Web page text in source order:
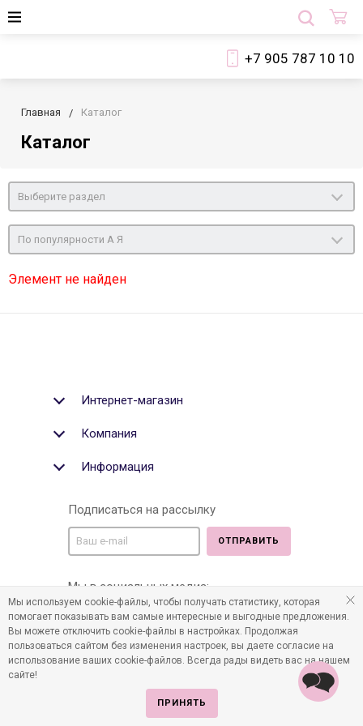
+7 905 787 10 10
Главная Каталог
Каталог
Выберите раздел
По популярности А Я
Элемент не найден
Интернет-магазин
Компания
Информация
Подписаться на рассылку
ОТПРАВИТЬ
Мы в социальных медиа:
©2011-2026 Все права защищены. Интернет-магазин
Мы используем cookie-файлы, чтобы получать статистику, которая
помогает показывать вам самые интересные и выгодные предложения.
Вы можете отключить cookie-файлы в настройках. Продолжая
пользоваться сайтом без изменения настроек, вы даете согласие на
использование ваших cookie-файлов. Всегда рады видеть вас на нашем
сайте!
ПРИНЯТЬ